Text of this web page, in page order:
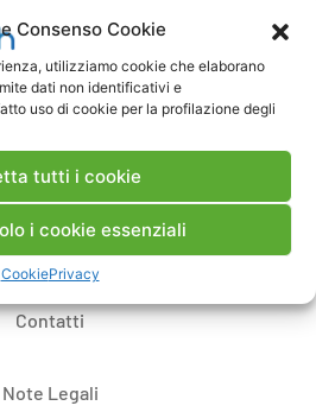
Consenso Cookie
utilizziamo cookie che elaborano
dati non identificativi e
uso di cookie per la profilazione degli
tutti i cookie
i cookie essenziali
CookiePrivacy
un commento
Contatti
Note Legali